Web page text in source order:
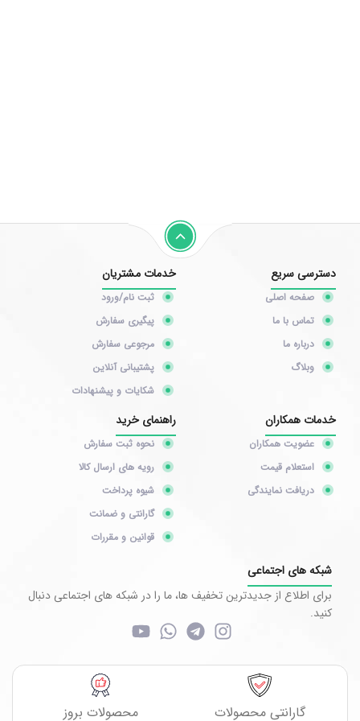
دسترسی سریع
صفحه اصلی
تماس با ما
درباره ما
وبلاگ
خدمات مشتریان
ثبت نام/ورود
پیگیری سفارش
مرجوعی سفارش
پشتیبانی آنلاین
شکایات و پیشنهادات
خدمات همکاران
عضویت همکاران
استعلام قیمت
دریافت نمایندگی
راهنمای خرید
نحوه ثبت سفارش
رویه های ارسال کالا
شیوه پرداخت
گارانتی و ضمانت
قوانین و مقررات
شبکه های اجتماعی
برای اطلاع از جدیدترین تخفیف ها، ما را در شبکه های اجتماعی دنبال
کنید.
گارانتی محصولات محصولات بروز